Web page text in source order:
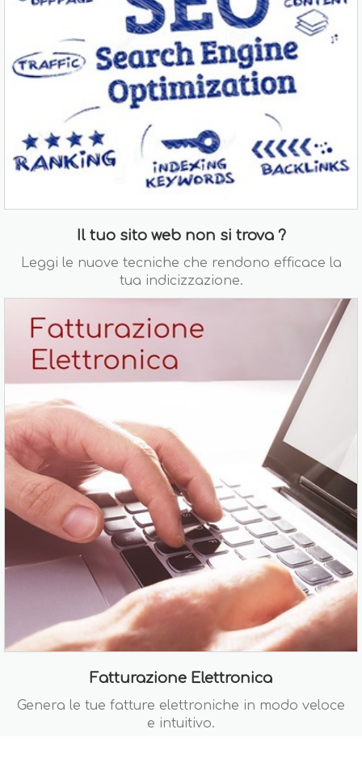
Il tuo sito web non si trova ?
Leggi le nuove tecniche che rendono efficace la
tua indicizzazione.
Fatturazione Elettronica
Genera le tue fatture elettroniche in modo veloce
e intuitivo.